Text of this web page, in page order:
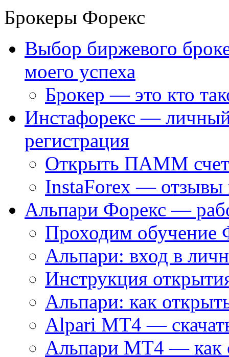
Брокеры Форекс
Выбор биржевого
моего успеха
Брокер — это кто
Инстафорекс —
регистрация
Открыть ПАММ счет
InstaForex — отзывы
Альпари Форекс —
Проходим обучение
Альпари: вход в
Инструкция
Альпари: как
Alpari MT4 —
Альпари MT4 — как